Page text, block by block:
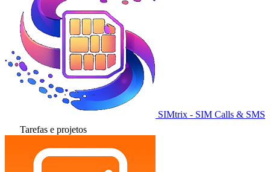
SIMtrix - SIM Calls & SMS
Tarefas e projetos